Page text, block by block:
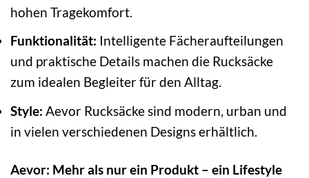
hohen Tragekomfort.
Funktionalität: Intelligente Fächeraufteilungen
und praktische Details machen die Rucksäcke
zum idealen Begleiter für den Alltag.
Style: Aevor Rucksäcke sind modern, urban und
in vielen verschiedenen Designs erhältlich.
Aevor: Mehr als nur ein Produkt – ein Lifestyle